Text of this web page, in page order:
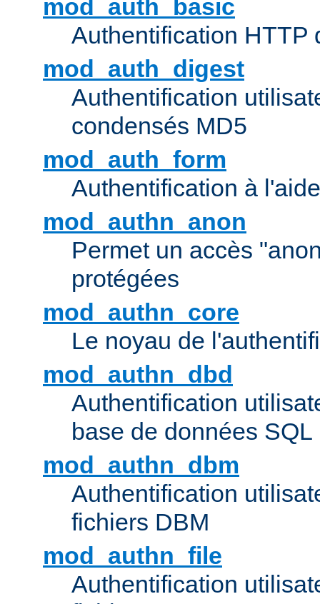
mod_auth_basic
Authentification HTTP
mod_auth_digest
Authentification
condensés MD5
mod_auth_form
Authentification à
mod_authn_anon
Permet un accès
protégées
mod_authn_core
Le noyau de
mod_authn_dbd
Authentification
base de données SQL
mod_authn_dbm
Authentification
fichiers DBM
mod_authn_file
Authentification